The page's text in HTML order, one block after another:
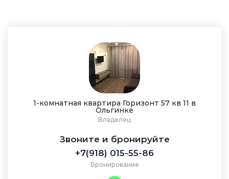
1-комнатная квартира Горизонт 57 кв 11 в
Ольгинке
Владелец
Звоните и бронируйте
+7(918) 015-55-86
Бронирование